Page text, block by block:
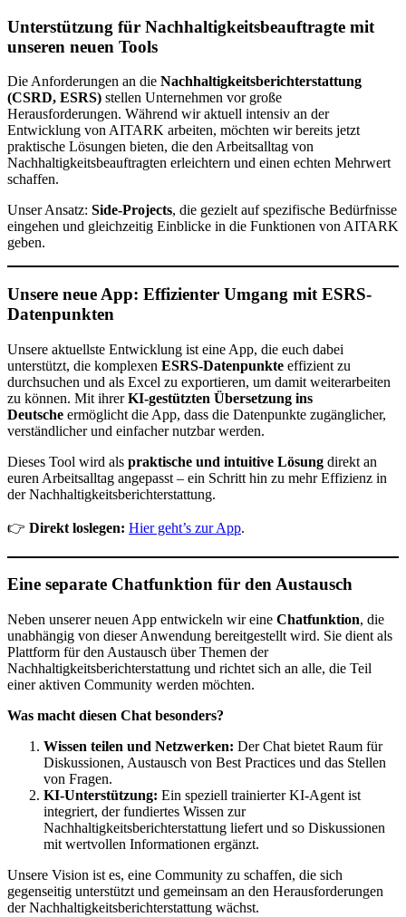
Unterstützung für Nachhaltigkeitsbeauftragte mit
unseren neuen Tools
Die Anforderungen an die Nachhaltigkeitsberichterstattung
(CSRD, ESRS) stellen Unternehmen vor große
Herausforderungen. Während wir aktuell intensiv an der
Entwicklung von AITARK arbeiten, möchten wir bereits jetzt
praktische Lösungen bieten, die den Arbeitsalltag von
Nachhaltigkeitsbeauftragten erleichtern und einen echten Mehrwert
schaffen.
Unser Ansatz: Side-Projects, die gezielt auf spezifische Bedürfnisse
eingehen und gleichzeitig Einblicke in die Funktionen von AITARK
geben.
Unsere neue App: Effizienter Umgang mit ESRS-
Datenpunkten
Unsere aktuellste Entwicklung ist eine App, die euch dabei
unterstützt, die komplexen ESRS-Datenpunkte effizient zu
durchsuchen und als Excel zu exportieren, um damit weiterarbeiten
zu können. Mit ihrerKI-gestützten Übersetzung ins
Deutsche ermöglicht die App, dass die Datenpunkte zugänglicher,
verständlicher und einfacher nutzbar werden.
Dieses Tool wird als praktische und intuitive Lösung direkt an
euren Arbeitsalltag angepasst – ein Schritt hin zu mehr Effizienz in
der Nachhaltigkeitsberichterstattung.
👉 Direkt loslegen: Hier geht’s zur App.
Eine separate Chatfunktion für den Austausch
Neben unserer neuen App entwickeln wir eine Chatfunktion, die
unabhängig von dieser Anwendung bereitgestellt wird. Sie dient als
Plattform für den Austausch über Themen der
Nachhaltigkeitsberichterstattung und richtet sich an alle, die Teil
einer aktiven Community werden möchten.
Was macht diesen Chat besonders?
Wissen teilen und Netzwerken: Der Chat bietet Raum für
Diskussionen, Austausch von Best Practices und das Stellen
von Fragen.
KI-Unterstützung: Ein speziell trainierter KI-Agent ist
integriert, der fundiertes Wissen zur
Nachhaltigkeitsberichterstattung liefert und so Diskussionen
mit wertvollen Informationen ergänzt.
Unsere Vision ist es, eine Community zu schaffen, die sich
gegenseitig unterstützt und gemeinsam an den Herausforderungen
der Nachhaltigkeitsberichterstattung wächst.